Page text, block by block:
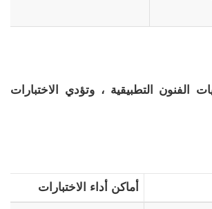
الفنون التطبيقية ، وتؤدي الاختبارات
أماكن أداء الاختبارات